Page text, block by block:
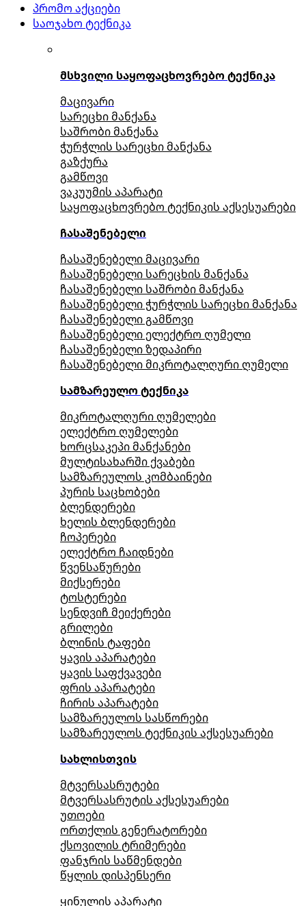
პრომო აქციები
საოჯახო ტექნიკა
მსხვილი საყოფაცხოვრებო ტექნიკა
მაცივარი
სარეცხი მანქანა
საშრობი მანქანა
ჭურჭლის სარეცხი მანქანა
გაზქურა
გამწოვი
ვაკუუმის აპარატი
საყოფაცხოვრებო ტექნიკის აქსესუარები
ჩასაშენებელი
ჩასაშენებელი მაცივარი
ჩასაშენებელი სარეცხის მანქანა
ჩასაშენებელი საშრობი მანქანა
ჩასაშენებელი ჭურჭლის სარეცხი მანქანა
ჩასაშენებელი გამწოვი
ჩასაშენებელი ელექტრო ღუმელი
ჩასაშენებელი ზედაპირი
ჩასაშენებელი მიკროტალღური ღუმელი
სამზარეულო ტექნიკა
მიკროტალღური ღუმელები
ელექტრო ღუმელები
ხორცსაკეპი მანქანები
მულტისახარში ქვაბები
სამზარეულოს კომბაინები
პურის საცხობები
ბლენდერები
ხელის ბლენდერები
ჩოპერები
ელექტრო ჩაიდნები
წვენსაწურები
მიქსერები
ტოსტერები
სენდვიჩ მეიქერები
გრილები
ბლინის ტაფები
ყავის აპარატები
ყავის საფქვავები
ფრის აპარატები
ჩირის აპარატები
სამზარეულოს სასწორები
სამზარეულოს ტექნიკის აქსესუარები
სახლისთვის
მტვერსასრუტები
მტვერსასრუტის აქსესუარები
უთოები
ორთქლის გენერატორები
ქსოვილის ტრიმერები
ფანჯრის საწმენდები
წყლის დისპენსერი
ყინულის აპარატი